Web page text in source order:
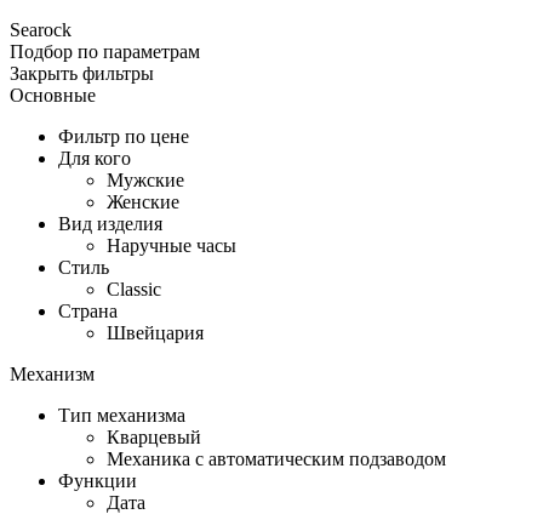
Searock
Подбор по параметрам
Закрыть фильтры
Основные
Фильтр по цене
Для кого
Мужские
Женские
Вид изделия
Наручные часы
Стиль
Classic
Страна
Швейцария
Механизм
Тип механизма
Кварцевый
Механика с автоматическим подзаводом
Функции
Дата